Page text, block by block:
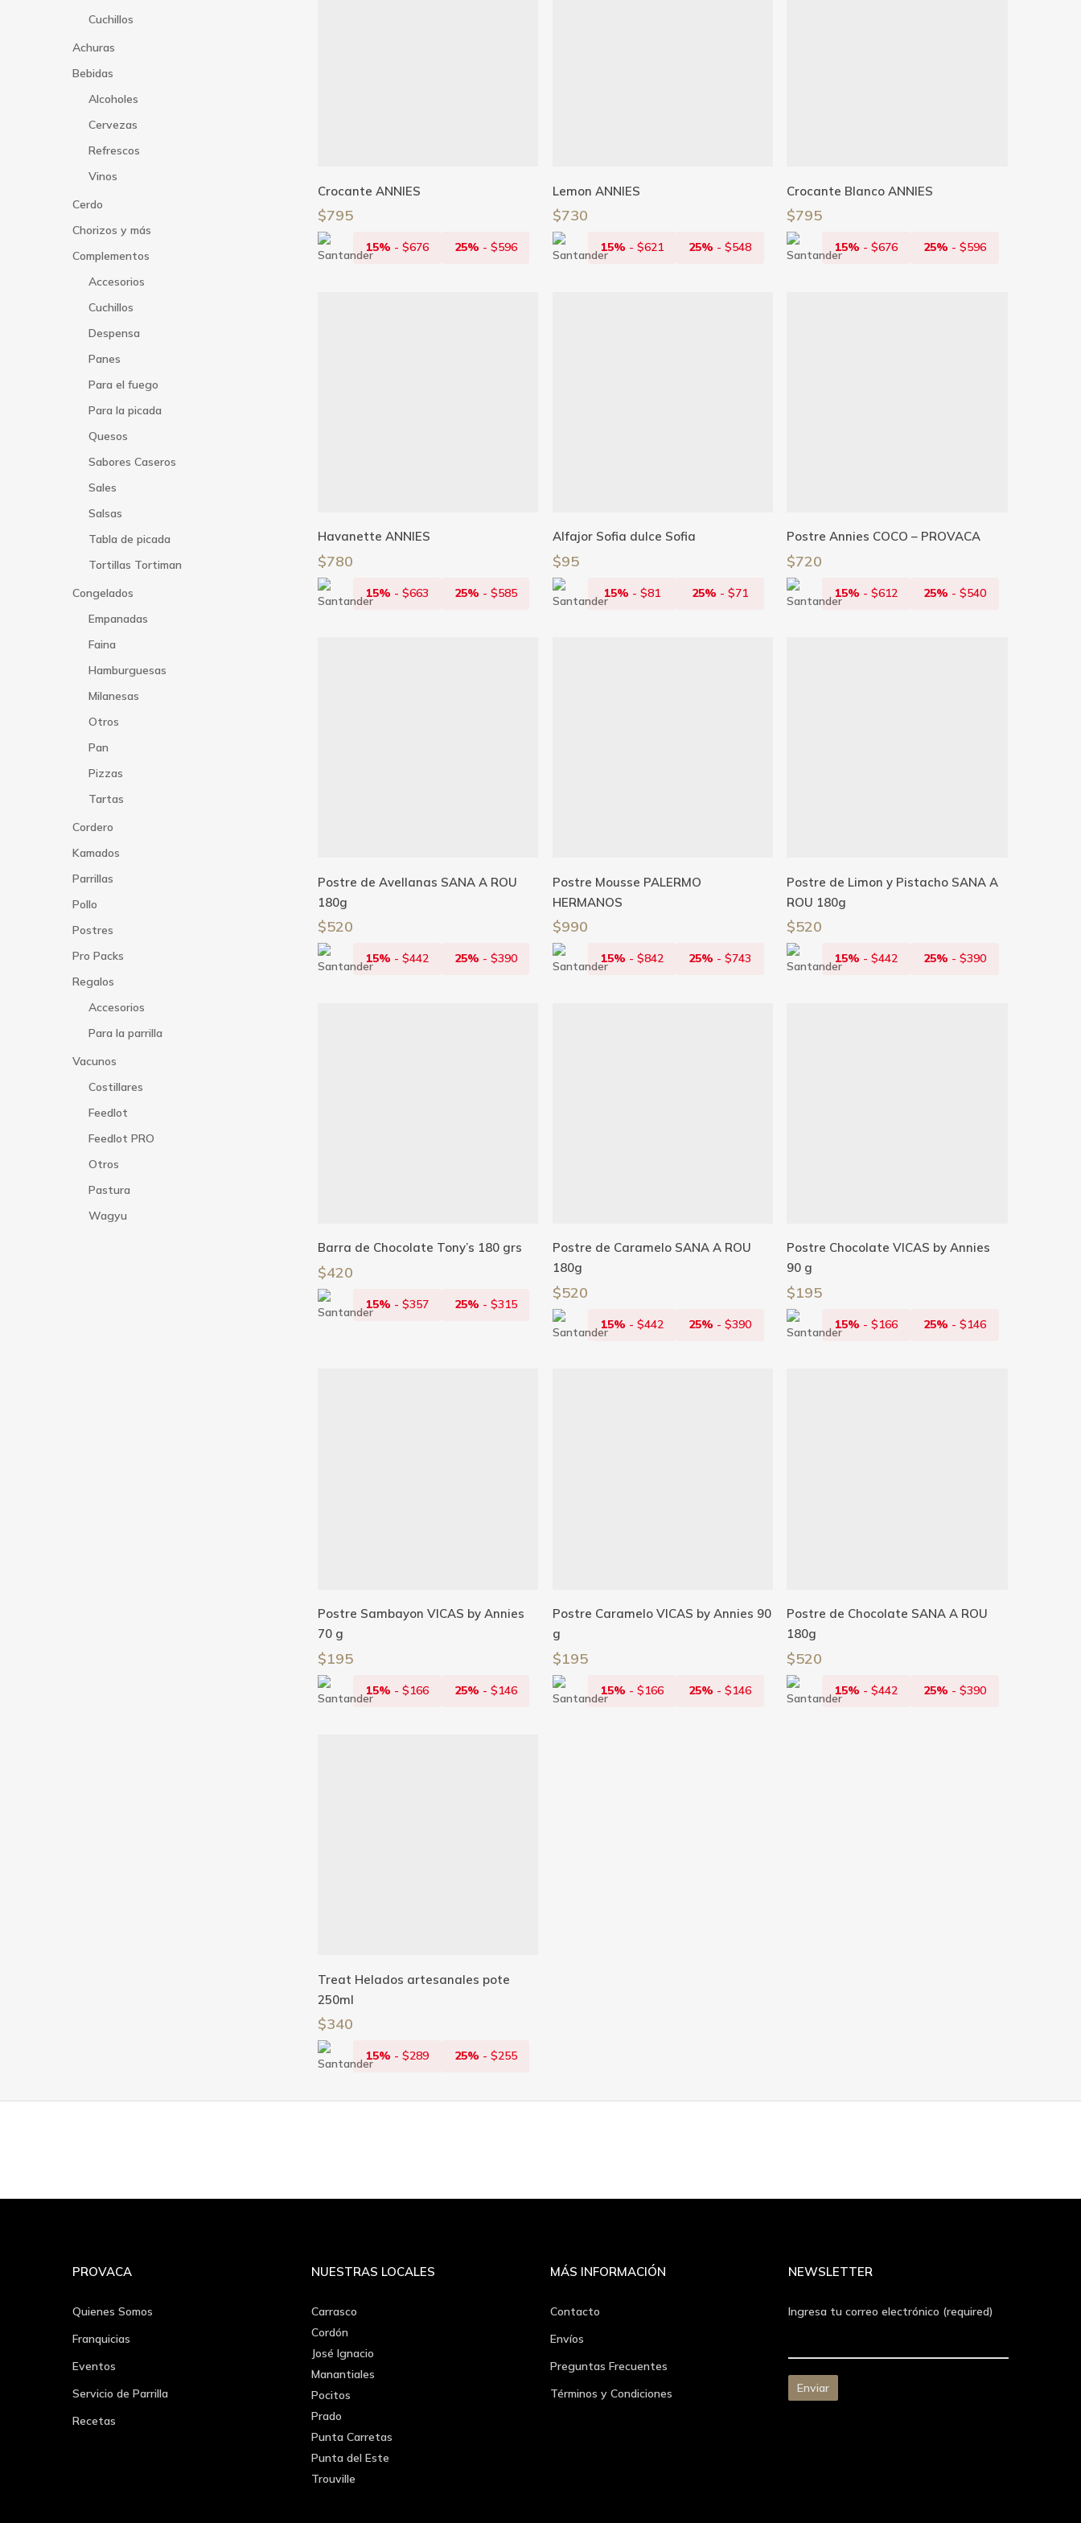
Cuchillos
Achuras
Bebidas
Alcoholes
Cervezas
Refrescos
Vinos
Cerdo
Chorizos y más
Complementos
Accesorios
Cuchillos
Despensa
Panes
Para el fuego
Para la picada
Quesos
Sabores Caseros
Sales
Salsas
Tabla de picada
Tortillas Tortiman
Congelados
Empanadas
Faina
Hamburguesas
Milanesas
Otros
Pan
Pizzas
Tartas
Cordero
Kamados
Parrillas
Pollo
Postres
Pro Packs
Regalos
Accesorios
Para la parrilla
Vacunos
Costillares
Feedlot
Feedlot PRO
Otros
Pastura
Wagyu
Crocante ANNIES
$795
15% - $676 25% - $596
Lemon ANNIES
$730
15% - $621 25% -$548
Crocante Blanco ANNIES
$795
15% -$676 25% - $596
Añadir Al Carrito
Havanette ANNIES
$780
15% - $663 25% - $585
Añadir Al Carrito
Alfajor Sofia dulce Sofia
$95
15% - $81 25% -$71
Añadir Al Carrito
Postre Annies COCO – PROVACA
$720
15% -$612 25% - $540
Añadir Al Carrito
Postre de Avellanas SANA A ROU
180g
$520
15% - $442 25% - $390
Añadir Al Carrito
Postre Mousse PALERMO
HERMANOS
$990
15% - $842 25% -$743
Añadir Al Carrito
Postre de Limon y Pistacho SANA A
ROU 180g
$520
15% -$442 25% - $390
Añadir Al Carrito
Barra de Chocolate Tony’s 180 grs
$420
15% - $357 25% - $315
Añadir Al Carrito
Postre de Caramelo SANA A ROU
180g
$520
15% - $442 25% -$390
Añadir Al Carrito
Postre Chocolate VICAS by Annies
90 g
$195
15% -$166 25% - $146
Añadir Al Carrito
Postre Sambayon VICAS by Annies
70 g
$195
15% - $166 25% - $146
Añadir Al Carrito
Postre Caramelo VICAS by Annies 90
g
$195
15% - $166 25% -$146
Añadir Al Carrito
Postre de Chocolate SANA A ROU
180g
$520
15% -$442 25% - $390
Treat Helados artesanales pote
250ml
$340
15% - $289 25% - $255
PROVACA
Quienes Somos
Franquicias
Eventos
Servicio de Parrilla
Recetas
NUESTRAS LOCALES
Carrasco
Cordón
José Ignacio
Manantiales
Pocitos
Prado
Punta Carretas
Punta del Este
Trouville
MÁS INFORMACIÓN
Contacto
Envíos
Preguntas Frecuentes
Términos y Condiciones
NEWSLETTER
Ingresa tu correo electrónico (required)